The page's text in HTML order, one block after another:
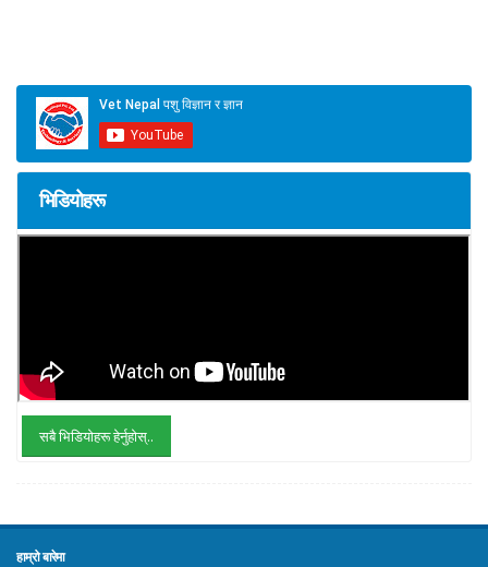
भिडियोहरू
सबै भिडियोहरू हेर्नुहोस्..
हाम्रो बारेमा